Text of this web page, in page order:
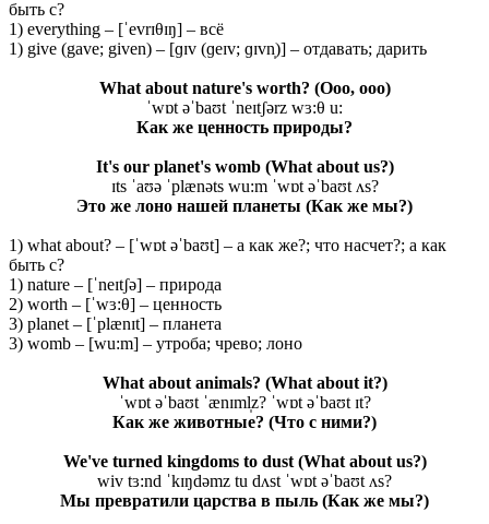
быть с?
1) everything – [ˈevrɪθɪŋ] – всё
1) give (gave; given) – [ɡɪv (ɡeɪv; ɡɪvn̩)] – отдавать; дарить
What about nature's worth? (Ooo, ooo)
ˈwɒt əˈbaʊt ˈneɪtʃərz wɜ:θ u:
Как же ценность природы?
It's our planet's womb (What about us?)
ɪts ˈaʊə ˈplænəts wu:m ˈwɒt əˈbaʊt ʌs?
Это же лоно нашей планеты (Как же мы?)
1) what about? – [ˈwɒt əˈbaʊt] – а как же?; что насчет?; а как
быть с?
1) nature – [ˈneɪtʃə] – природа
2) worth – [ˈwɜ:θ] – ценность
3) planet – [ˈplænɪt] – планета
3) womb – [wu:m] – утроба; чрево; лоно
What about animals? (What about it?)
ˈwɒt əˈbaʊt ˈænɪml̩z? ˈwɒt əˈbaʊt ɪt?
Как же животные? (Что с ними?)
We've turned kingdoms to dust (What about us?)
wiv tɜ:nd ˈkɪŋdəmz tu dʌst ˈwɒt əˈbaʊt ʌs?
Мы превратили царства в пыль (Как же мы?)